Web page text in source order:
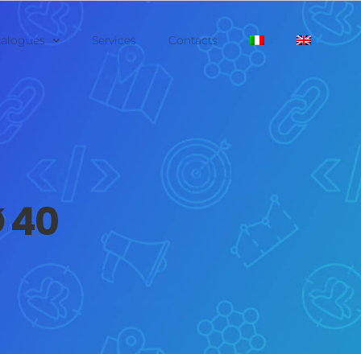
Services Contacts
40